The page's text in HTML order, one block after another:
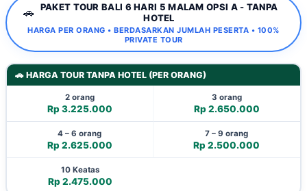
🚗
PAKET TOUR BALI 6 HARI 5 MALAM OPSI A - TANPA
HOTEL
HARGA PER ORANG • BERDASARKAN JUMLAH PESERTA • 100%
PRIVATE TOUR
🚗 HARGA TOUR TANPA HOTEL (PER ORANG)
2 orang
Rp 3.225.000
3 orang
Rp 2.650.000
4 – 6 orang
Rp 2.625.000
7 – 9 orang
Rp 2.500.000
10 Keatas
Rp 2.475.000